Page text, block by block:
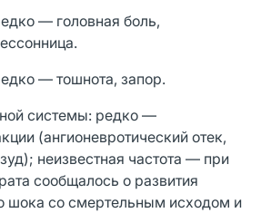
— головная боль,
— тошнота, запор.
системы: редко —
(ангионевротический отек,
неизвестная частота — при
сообщалось о развития
шока со смертельным исходом и